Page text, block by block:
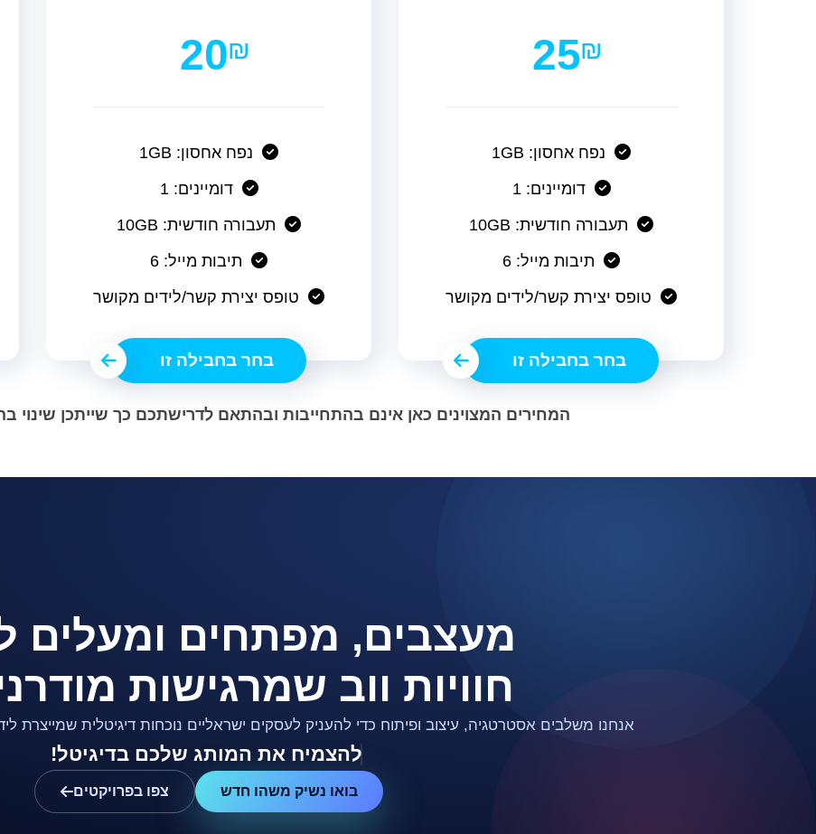
20₪
נפח אחסון: 1GB
דומיינים: 1
תעבורה חודשית: 10GB
תיבות מייל: 6
טופס יצירת קשר/לידים מקושר
בחר בחבילה זו
25₪
נפח אחסון: 1GB
דומיינים: 1
תעבורה חודשית: 10GB
תיבות מייל: 6
טופס יצירת קשר/לידים מקושר
בחר בחבילה זו
המחירים המצוינים כאן אינם בהתחייבות ובהתאם לדרישתכם כך שייתכן שינוי
מעצבים, מפתחים ומעלים
חוויות ווב שמרגישות
אנחנו משלבים אסטרטגיה, עיצוב ופיתוח כדי להעניק לעסקים ישראליים נוכחות דיגיטלית
להצמיח את המותג שלכם בדיגיטל!
בואו נשיק משהו חדש צפו בפרויקטים